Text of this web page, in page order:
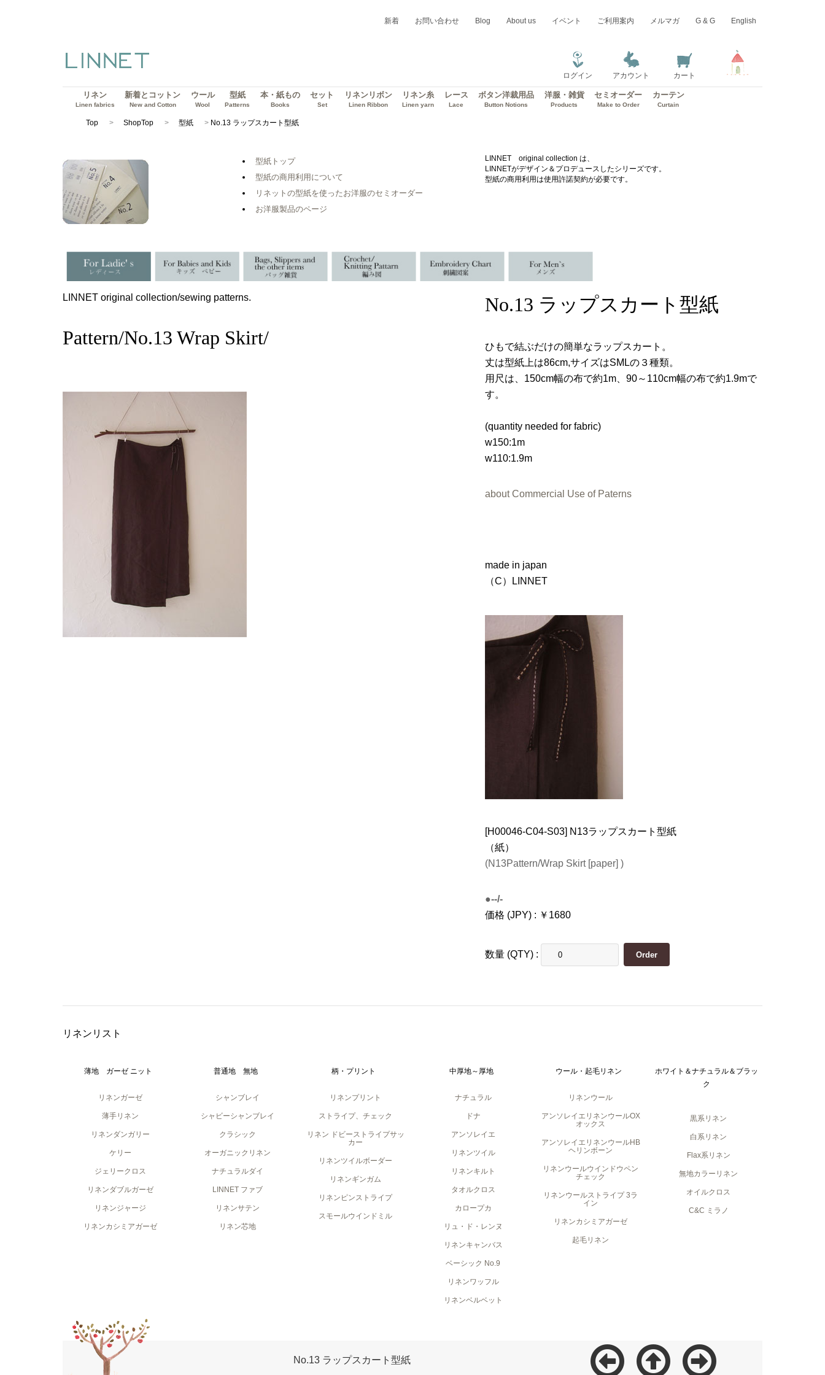
English
G & G
メルマガ
ご利用案内
イベント
About us
Blog
お問い合わせ
新着
ログイン アカウント カート
リネン
Linen fabrics
新着とコットン
New and Cotton
ウール
Wool
型紙
Patterns
本・紙もの
Books
セット
Set
リネンリボン
Linen Ribbon
リネン糸
Linen yarn
レース
Lace
ボタン洋裁用品
Button Notions
洋服・雑貨
Products
セミオーダー
Make to Order
カーテン
Curtain
Top ShopTop 型紙 No.13 ラップスカート型紙
型紙トップ
型紙の商用利用について
リネットの型紙を使ったお洋服のセミオーダー
お洋服製品のページ
LINNET original collection は、
LINNETがデザイン＆プロデュースしたシリーズです。
型紙の商用利用は使用許諾契約が必要です。
LINNET original collection/sewing patterns.
Pattern/No.13 Wrap Skirt/
No.13 ラップスカート型紙
ひもで結ぶだけの簡単なラップスカート。
丈は型紙上は86cm,サイズはSMLの３種類。
用尺は、150cm幅の布で約1m、90～110cm幅の布で約1.9mで
す。
(quantity needed for fabric)
w150:1m
w110:1.9m
about Commercial Use of Paterns
made in japan
（C）LINNET
[H00046-C04-S03] N13ラップスカート型紙
（紙）
(N13Pattern/Wrap Skirt [paper] )
●--/-
価格 (JPY) : ￥1680
数量 (QTY) :
リネンリスト
薄地 ガーゼ ニット
リネンガーゼ
薄手リネン
リネンダンガリー
ケリー
ジェリークロス
リネンダブルガーゼ
リネンジャージ
リネンカシミアガーゼ
普通地 無地
シャンブレイ
シャビーシャンブレイ
クラシック
オーガニックリネン
ナチュラルダイ
LINNET ファブ
リネンサテン
リネン芯地
柄・プリント
リネンプリント
ストライプ、チェック
リネン ドビーストライプサッ
カー
リネンツイルボーダー
リネンギンガム
リネンピンストライプ
スモールウインドミル
中厚地～厚地
ナチュラル
ドナ
アンソレイエ
リネンツイル
リネンキルト
タオルクロス
カロープカ
リュ・ド・レンヌ
リネンキャンバス
ベーシック No.9
リネンワッフル
リネンベルベット
ウール・起毛リネン
リネンウール
アンソレイエリネンウールOX
オックス
アンソレイエリネンウールHB
ヘリンボーン
リネンウールウインドウペン
チェック
リネンウールストライプ 3ラ
イン
リネンカシミアガーゼ
起毛リネン
ホワイト＆ナチュラル＆ブラッ
ク
黒系リネン
白系リネン
Flax系リネン
無地カラーリネン
オイルクロス
C&C ミラノ
No.13 ラップスカート型紙